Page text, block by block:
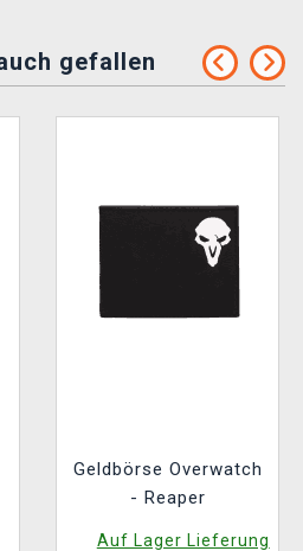
gefallen
Geldbörse Overwatch
- Reaper
Auf Lager Lieferung